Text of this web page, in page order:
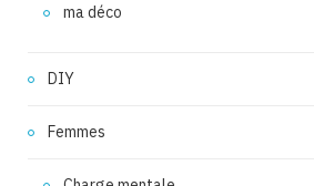
ma déco
DIY
Femmes